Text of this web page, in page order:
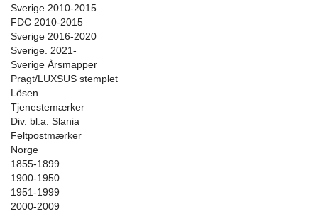
Sverige 2010-2015
FDC 2010-2015
Sverige 2016-2020
Sverige. 2021-
Sverige Årsmapper
Pragt/LUXSUS stemplet
Lösen
Tjenestemærker
Div. bl.a. Slania
Feltpostmærker
Norge
1855-1899
1900-1950
1951-1999
2000-2009